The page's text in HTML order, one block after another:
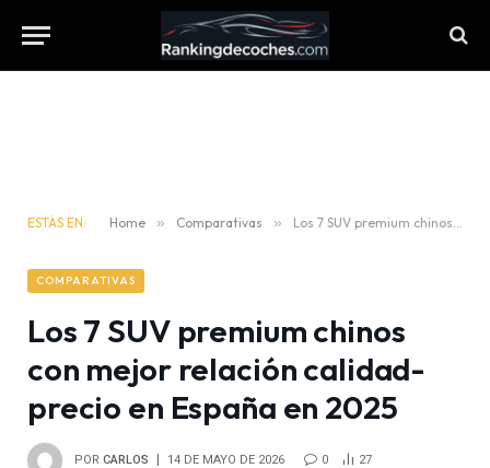
ESTÁS EN: Home » Comparativas » Los 7 SUV premium chinos con mejor relación calidad-precio en España en 2025
COMPARATIVAS
Los 7 SUV premium chinos
con mejor relación calidad-
precio en España en 2025
POR CARLOS 14 DE MAYO DE 2026 0 27